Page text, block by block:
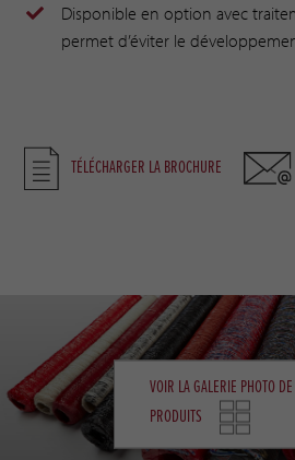
Disponible en option avec
permet d’éviter le
TÉLÉCHARGER LA BROCHURE
VOIR LA GALERIE PHOTO DE
PRODUITS